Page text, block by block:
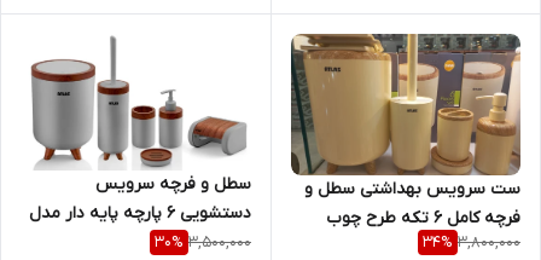
ست سرویس بهداشتی سطل و
فرچه کامل ۶ تکه طرح چوب
اطلس
3,800,000
34%
سطل و فرچه سرویس
دستشویی 6 پارچه پایه دار مدل
سلین شرکت اطلس
3,500,000
30%